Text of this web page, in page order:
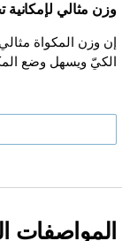
وزن مثالي لإمكانية
إن وزن المكواة
الكيّ ويسهل وضع
المواصفات